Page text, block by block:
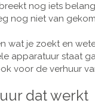
nog iets
nog niet van
wat je zoekt en
apparatuur staat
voor de verhuur
dat werkt